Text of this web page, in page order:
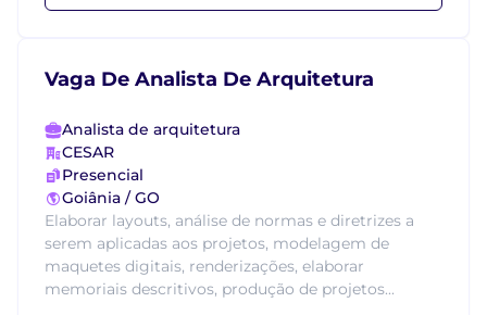
Vaga De Analista De Arquitetura
Analista de arquitetura
CESAR
Presencial
Goiânia / GO
Elaborar layouts, análise de normas e diretrizes a
serem aplicadas aos projetos, modelagem de
maquetes digitais, renderizações, elaborar
memoriais descritivos, produção de projetos...